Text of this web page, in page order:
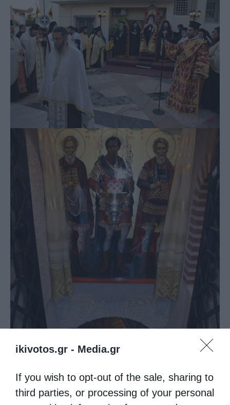
ikivotos.gr - Media.gr
If you wish to opt-out of the sale, sharing to
third parties, or processing of your personal